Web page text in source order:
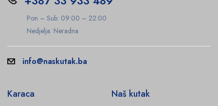
Pon – Sub: 09:00 – 22:00
Nedjelja: Neradna
info@naskutak.ba
Karaca Naš kutak